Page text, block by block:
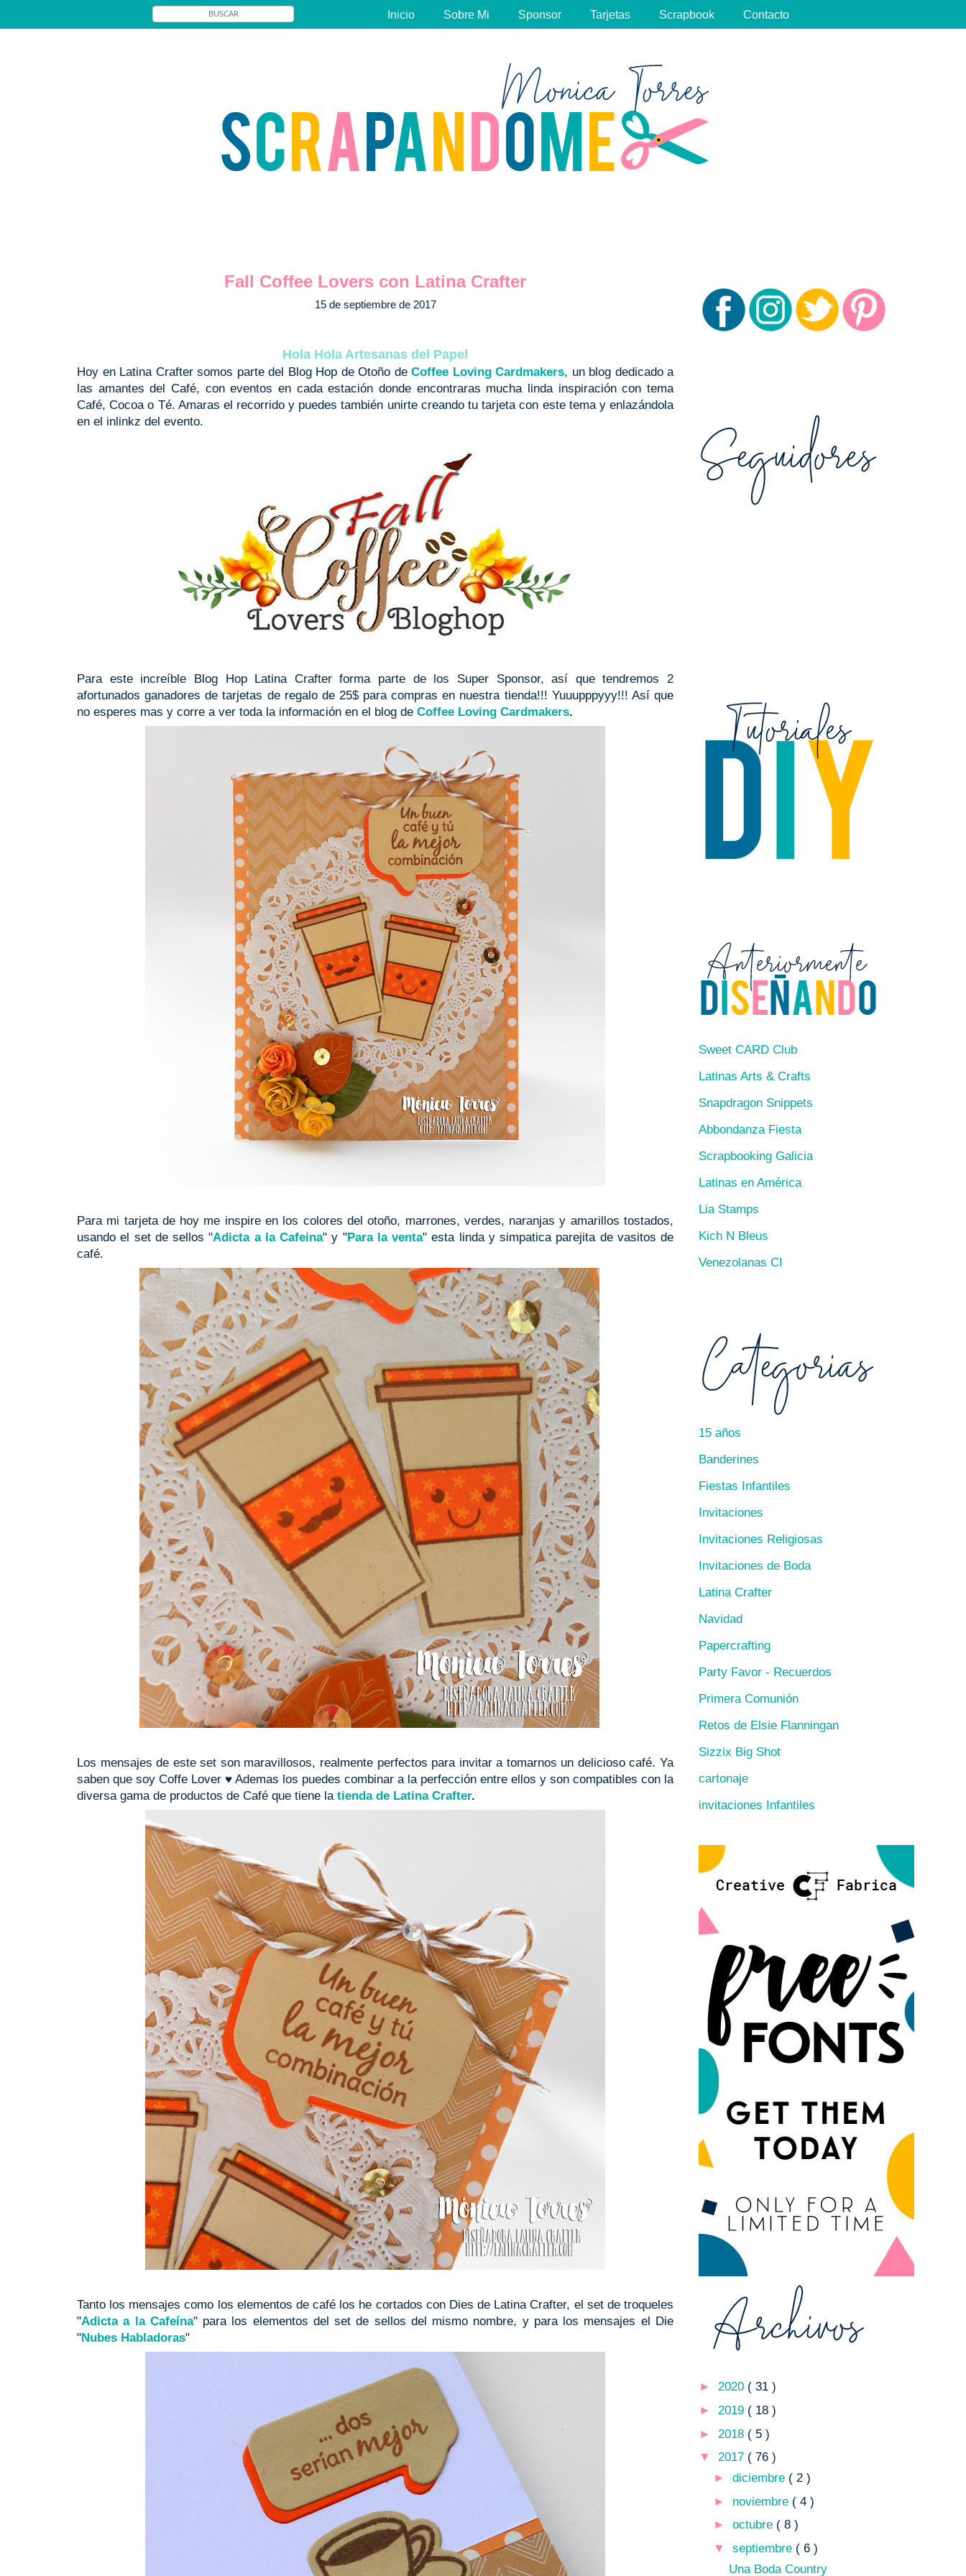
Inicio Sobre Mi Sponsor Tarjetas Scrapbook Contacto
Fall Coffee Lovers con Latina Crafter
15 de septiembre de 2017
Hola Hola Artesanas del Papel
Hoy en Latina Crafter somos parte del Blog Hop de Otoño de Coffee Loving Cardmakers, un blog dedicado a
las amantes del Café, con eventos en cada estación donde encontraras mucha linda inspiración con tema
Café, Cocoa o Té. Amaras el recorrido y puedes también unirte creando tu tarjeta con este tema y enlazándola
en el inlinkz del evento.
Para este increíble Blog Hop Latina Crafter forma parte de los Super Sponsor, así que tendremos 2
afortunados ganadores de tarjetas de regalo de 25$ para compras en nuestra tienda!!! Yuuupppyyy!!! Así que
no esperes mas y corre a ver toda la información en el blog de Coffee Loving Cardmakers.
Para mi tarjeta de hoy me inspire en los colores del otoño, marrones, verdes, naranjas y amarillos tostados,
usando el set de sellos "Adicta a la Cafeina" y "Para la venta" esta linda y simpatica parejita de vasitos de
café.
Los mensajes de este set son maravillosos, realmente perfectos para invitar a tomarnos un delicioso café. Ya
saben que soy Coffe Lover ♥ Ademas los puedes combinar a la perfección entre ellos y son compatibles con la
diversa gama de productos de Café que tiene la tienda de Latina Crafter.
Tanto los mensajes como los elementos de café los he cortados con Dies de Latina Crafter, el set de troqueles
"Adicta a la Cafeína" para los elementos del set de sellos del mismo nombre, y para los mensajes el Die
"Nubes Habladoras"
Sweet CARD Club
Latinas Arts & Crafts
Snapdragon Snippets
Abbondanza Fiesta
Scrapbooking Galicia
Latinas en América
Lia Stamps
Kich N Bleus
Venezolanas CI
15 años
Banderines
Fiestas Infantiles
Invitaciones
Invitaciones Religiosas
Invitaciones de Boda
Latina Crafter
Navidad
Papercrafting
Party Favor - Recuerdos
Primera Comunión
Retos de Elsie Flanningan
Sizzix Big Shot
cartonaje
invitaciones Infantiles
► 2020 ( 31 )
► 2019 ( 18 )
► 2018 ( 5 )
▼ 2017 ( 76 )
►diciembre ( 2 )
► noviembre ( 4 )
►octubre ( 8 )
▼septiembre ( 6 )
Una Boda Country